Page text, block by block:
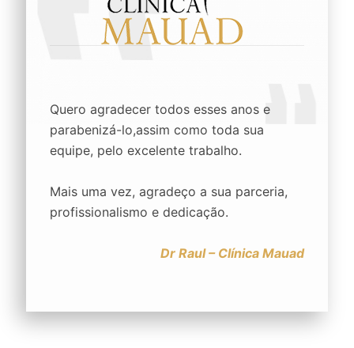
Quero agradecer todos esses anos e
parabenizá-lo,assim como toda sua
equipe, pelo excelente trabalho.
Mais uma vez, agradeço a sua parceria,
profissionalismo e dedicação.
Dr Raul – Clínica Mauad